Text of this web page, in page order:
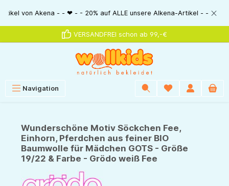
springen
- - ❤ - - 20% auf ALLE unsere Alkena-Artikel - - ❤ - - 20%
VERSANDFREI schon ab 99,-€
Navigation
Wunderschöne Motiv Söckchen Fee,
Einhorn, Pferdchen aus feiner BIO
Baumwolle für Mädchen GOTS - Größe
19/22 & Farbe - Grödo weiß Fee